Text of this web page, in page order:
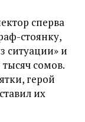
сперва
стоянку,
ситуации» и
тысяч сомов.
герой
их